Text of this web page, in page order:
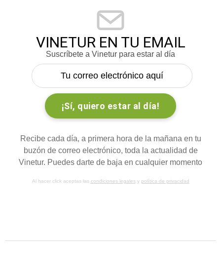
VINETUR EN TU EMAIL
Suscríbete a Vinetur para estar al día
Recibe cada día, a primera hora de la mañana en tu
buzón de correo electrónico, toda la actualidad de
Vinetur. Puedes darte de baja en cualquier momento
Al hacer click aceptas las condiciones legalesy política de privacidad